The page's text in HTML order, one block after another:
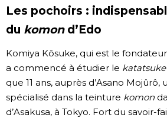
Les pochoirs :
du komon d’Edo
Komiya Kôsuke, qui est le
a commencé à étudier le katatsuke
que 11 ans, auprès d’Asano
spécialisé dans la teinture komon
d’Asakusa, à Tokyo. Fort du savoir-